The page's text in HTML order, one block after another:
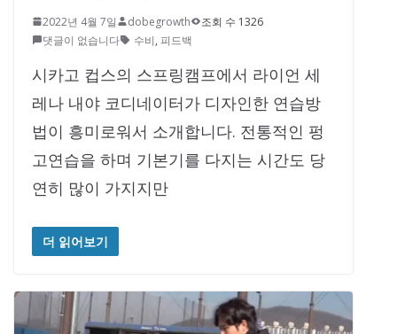
2022년 4월 7일 dobegrowth
조회 수 1326
댓글이 없습니다
수비, 피드백
시카고 컵스의 스프링캠프에서 라이언 세
레나 내야 코디네이터가 디자인한 연습방
법이 흥미로워서 소개합니다. 전통적인 펑
고연습을 하며 기본기를 다지는 시간도 당
연히 많이 가지지만
더 읽어보기